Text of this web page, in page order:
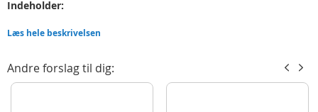
Indeholder:
Læs hele beskrivelsen
Andre forslag til dig: